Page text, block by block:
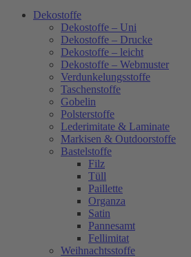
Dekostoffe
Dekostoffe – Uni
Dekostoffe – Drucke
Dekostoffe – leicht
Dekostoffe – Webmuster
Verdunkelungsstoffe
Taschenstoffe
Gobelin
Polsterstoffe
Lederimitate & Laminate
Markisen & Outdoorstoffe
Bastelstoffe
Filz
Tüll
Paillette
Organza
Satin
Pannesamt
Fellimitat
Weihnachtsstoffe